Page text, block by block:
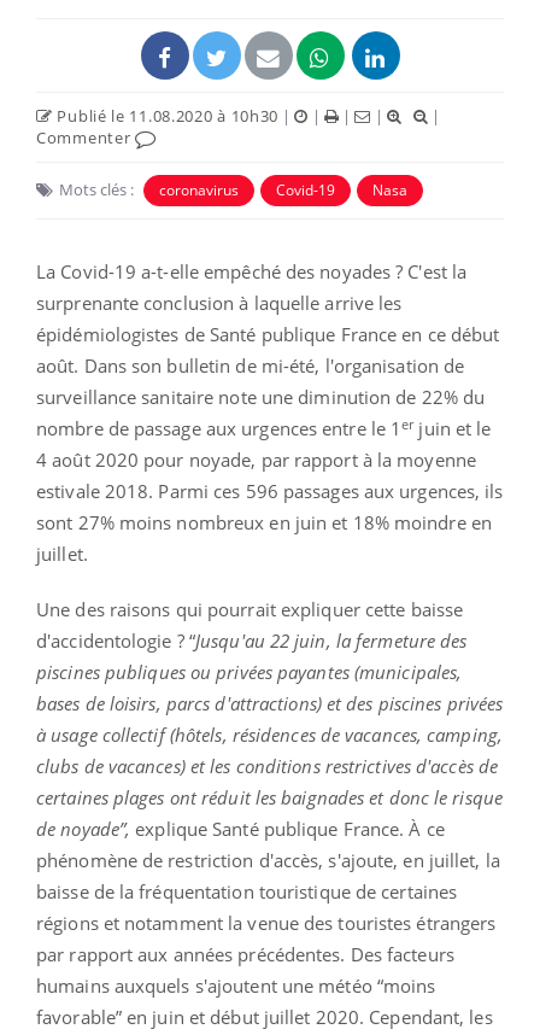
Publié le 11.08.2020 à 10h30 | | | |
|
Commenter
Mots clés : coronavirus Covid-19 Nasa
La Covid-19 a-t-elle empêché des noyades ? C'est la
surprenante conclusion à laquelle arrive les
épidémiologistes de Santé publique France en ce début
août. Dans son bulletin de mi-été, l'organisation de
surveillance sanitaire note une diminution de 22% du
nombre de passage aux urgences entre le 1erjuin et le
4 août 2020 pour noyade, par rapport à la moyenne
estivale 2018. Parmi ces 596 passages aux urgences, ils
sont 27% moins nombreux en juin et 18% moindre en
juillet.
Une des raisons qui pourrait expliquer cette baisse
d'accidentologie ? “Jusqu'au 22 juin, la fermeture des
piscines publiques ou privées payantes (municipales,
bases de loisirs, parcs d'attractions) et des piscines privées
à usage collectif (hôtels, résidences de vacances, camping,
clubs de vacances) et les conditions restrictives d'accès de
certaines plages ont réduit les baignades et donc le risque
de noyade”, explique Santé publique France. À ce
phénomène de restriction d'accès, s'ajoute, en juillet, la
baisse de la fréquentation touristique de certaines
régions et notamment la venue des touristes étrangers
par rapport aux années précédentes. Des facteurs
humains auxquels s'ajoutent une météo “moins
favorable” en juin et début juillet 2020. Cependant, les